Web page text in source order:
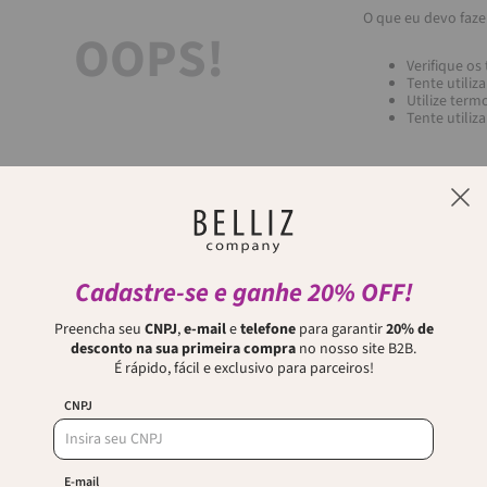
Cadastre-se e ganhe 20% OFF!
Preencha seu CNPJ,e-mailetelefonepara garantir20% de
desconto na sua primeira compra no nosso site B2B.
É rápido, fácil e exclusivo para parceiros!
CNPJ
E-mail
OOPS!
O que eu devo
Verifique
Tente
Utilize
Tente